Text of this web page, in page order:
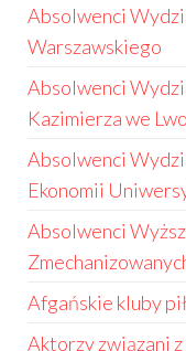
Absolwenci
Warszawskiego
Absolwenci
Kazimierza we
Absolwenci
Ekonomii
Absolwenci
Afgańskie kluby
Aktorzy związani